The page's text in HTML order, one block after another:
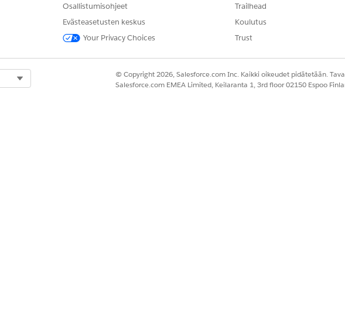
Osallistumisohjeet
Evästeasetusten keskus
Your Privacy Choices
Trailhead
Koulutus
Trust
© Copyright 2026, Salesforce.com Inc. Kaikki oikeudet pidätetään.
Salesforce.com EMEA Limited, Keilaranta 1, 3rd floor 02150 Espoo